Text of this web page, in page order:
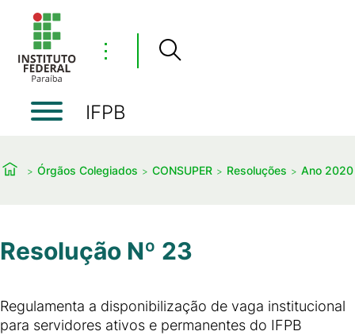
⋮
IFPB
Órgãos Colegiados CONSUPER Resoluções Ano 2020
Resolução Nº 23
Regulamenta a disponibilização de vaga institucional
para servidores ativos e permanentes do IFPB